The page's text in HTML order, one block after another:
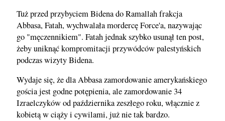
Tuż przed przybyciem Bidena do Ramallah frakcja
Abbasa, Fatah, wychwalała mordercę Force'a, nazywając
go "męczennikiem". Fatah jednak szybko usunął ten post,
żeby uniknąć kompromitacji przywódców palestyńskich
podczas wizyty Bidena.
Wydaje się, że dla Abbasa zamordowanie amerykańskiego
gościa jest godne potępienia, ale zamordowanie 34
Izraelczyków od października zeszłego roku, włącznie z
kobietą w ciąży i cywilami, już nie tak bardzo.